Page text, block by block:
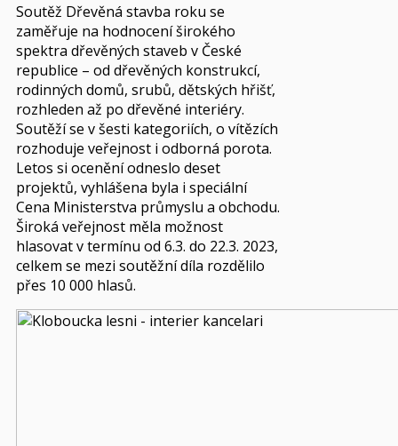
Soutěž Dřevěná stavba roku se
zaměřuje na hodnocení širokého
spektra dřevěných staveb v České
republice – od dřevěných konstrukcí,
rodinných domů, srubů, dětských hřišť,
rozhleden až po dřevěné interiéry.
Soutěží se v šesti kategoriích, o vítězích
rozhoduje veřejnost i odborná porota.
Letos si ocenění odneslo deset
projektů, vyhlášena byla i speciální
Cena Ministerstva průmyslu a obchodu.
Široká veřejnost měla možnost
hlasovat v termínu od 6.3. do 22.3. 2023,
celkem se mezi soutěžní díla rozdělilo
přes 10 000 hlasů.